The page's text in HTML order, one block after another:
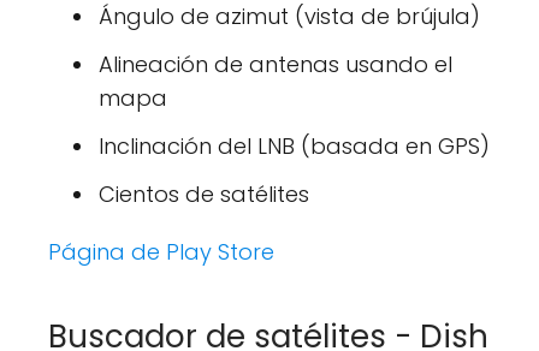
Ángulo de azimut (vista de brújula)
Alineación de antenas usando el
mapa
Inclinación del LNB (basada en GPS)
Cientos de satélites
Página de Play Store
Buscador de satélites - Dish